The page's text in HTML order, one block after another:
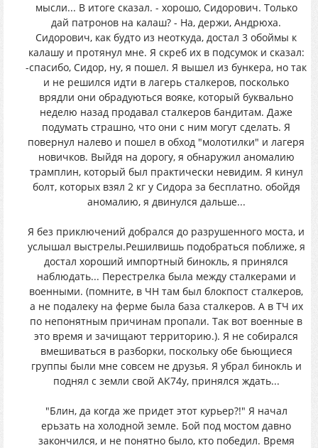
мысли... В итоге сказал. - хорошо, Сидорович. Только
дай патронов на калаш? - На, держи, Андрюха.
Сидорович, как будто из неоткуда, достал 3 обоймы к
калашу и протянул мне. Я скреб их в подсумок и сказал:
-спасибо, Сидор, ну, я пошел. Я вышел из бункера, но так
и не решился идти в лагерь сталкеров, посколько
врядли они обрадуються вояке, который буквально
неделю назад продавал сталкеров бандитам. Даже
подумать страшно, что они с ним могут сделать. Я
повернул налево и пошел в обход "молотилки" и лагеря
новичков. Выйдя на дорогу, я обнаружил аномалию
трамплин, который был практически невидим. Я кинул
болт, которых взял 2 кг у Сидора за бесплатно. обойдя
аномалию, я двинулся дальше...
Я без приключений добрался до разрушенного моста, и
услышал выстрелы.Решилвишь подобраться поближе, я
достал хороший импортный бинокль, я принялся
наблюдать... Перестрелка была между сталкерами и
военными. (помните, в ЧН там был блокпост сталкеров,
а не подалеку на ферме была база сталкеров. А в ТЧ их
по непонятным причинам пропали. Так вот военные в
это время и зачищают территорию.). Я не собирался
вмешиваться в разборки, поскольку обе бьющиеся
группы были мне совсем не друзья. Я убрал бинокль и
поднял с земли свой АК74у, принялся ждать...
"Блин, да когда же придет этот курьер?!" Я начал
ерьзать на холодной земле. Бой под мостом давно
закончился, и не понятно было, кто победил. Время